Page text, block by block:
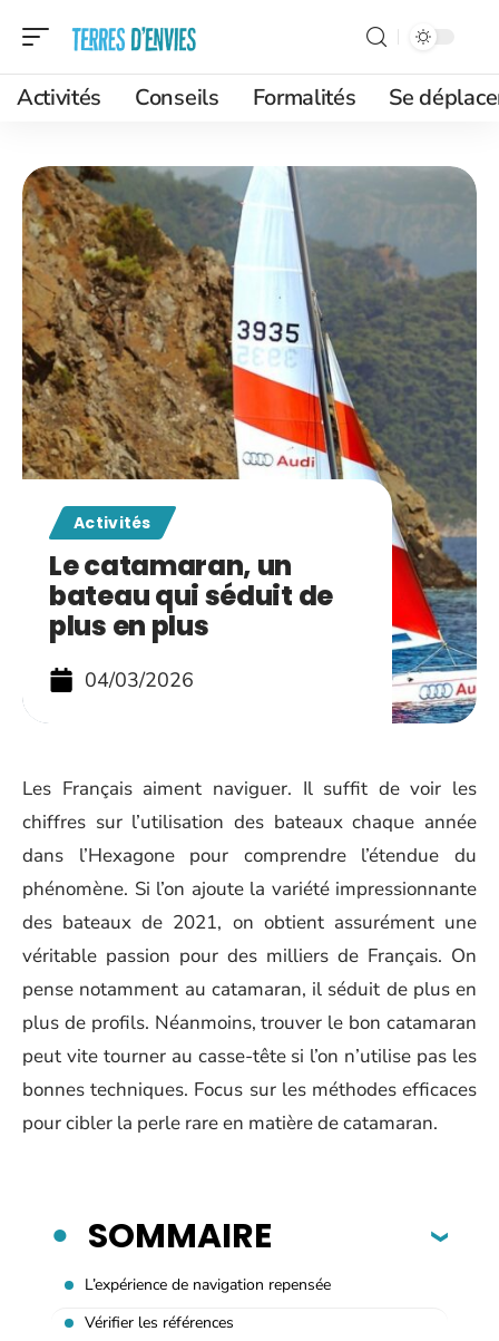
Activités Conseils Formalités Se
Activités
Le catamaran, un
bateau qui séduit de
plus en plus
04/03/2026
Les Français aiment naviguer. Il suffit de voir les
chiffres sur l’utilisation des bateaux chaque année
dans l’Hexagone pour comprendre l’étendue du
phénomène. Si l’on ajoute la variété impressionnante
des bateaux de 2021, on obtient assurément une
véritable passion pour des milliers de Français. On
pense notamment au catamaran, il séduit de plus en
plus de profils. Néanmoins, trouver le bon catamaran
peut vite tourner au casse-tête si l’on n’utilise pas les
bonnes techniques. Focus sur les méthodes efficaces
pour cibler la perle rare en matière de catamaran.
SOMMAIRE
L’expérience de navigation repensée
Vérifier les références